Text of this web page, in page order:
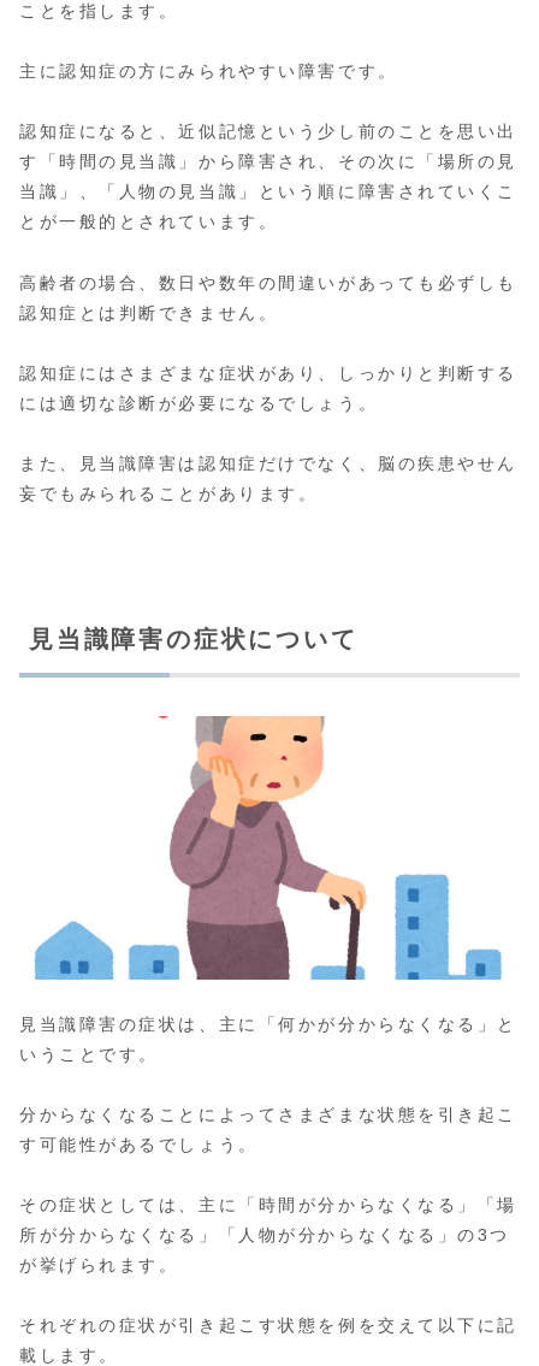
ことを指します。
主に認知症の方にみられやすい障害です。
認知症になると、近似記憶という少し前のことを思い出
す「時間の見当識」から障害され、その次に「場所の見
当識」、「人物の見当識」という順に障害されていくこ
とが一般的とされています。
高齢者の場合、数日や数年の間違いがあっても必ずしも
認知症とは判断できません。
認知症にはさまざまな症状があり、しっかりと判断する
には適切な診断が必要になるでしょう。
また、見当識障害は認知症だけでなく、脳の疾患やせん
妄でもみられることがあります。
見当識障害の症状について
見当識障害の症状は、主に「何かが分からなくなる」と
いうことです。
分からなくなることによってさまざまな状態を引き起こ
す可能性があるでしょう。
その症状としては、主に「時間が分からなくなる」「場
所が分からなくなる」「人物が分からなくなる」の3つ
が挙げられます。
それぞれの症状が引き起こす状態を例を交えて以下に記
載します。